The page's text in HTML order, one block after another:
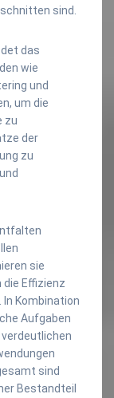
sind.
das
wie
und
um die
zu
der
zu
sie
Effizienz
Kombination
Aufgaben
sind
Bestandteil